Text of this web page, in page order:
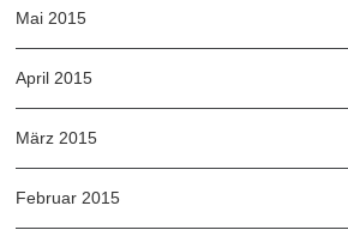
Mai 2015
April 2015
März 2015
Februar 2015